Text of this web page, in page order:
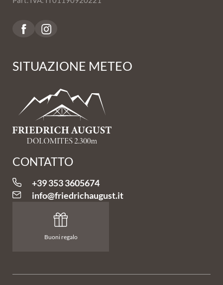
SITUAZIONE METEO
CONTATTO
+39 353 3605674
info@friedrichaugust.it
Buoni regalo